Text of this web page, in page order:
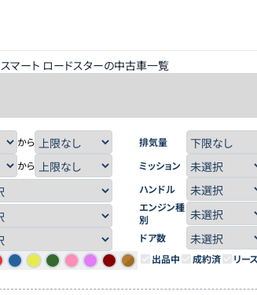
スマート ロードスターの中古車一覧
から
から
排気量
ミッション
ハンドル
エンジン種
別
ドア数
出品中
成約済 リー